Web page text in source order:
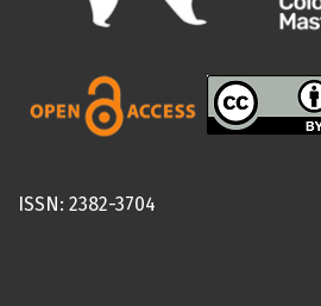
ISSN: 2382-3704